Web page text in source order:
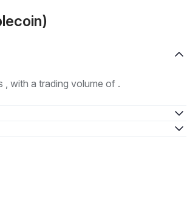
, with a trading volume of .